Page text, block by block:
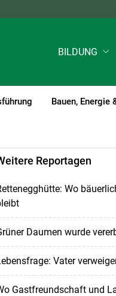
BILDUNG
Bauen, Energie
Reportagen
Wo
Daumen wurde
Vater
Gastfreundschaft und